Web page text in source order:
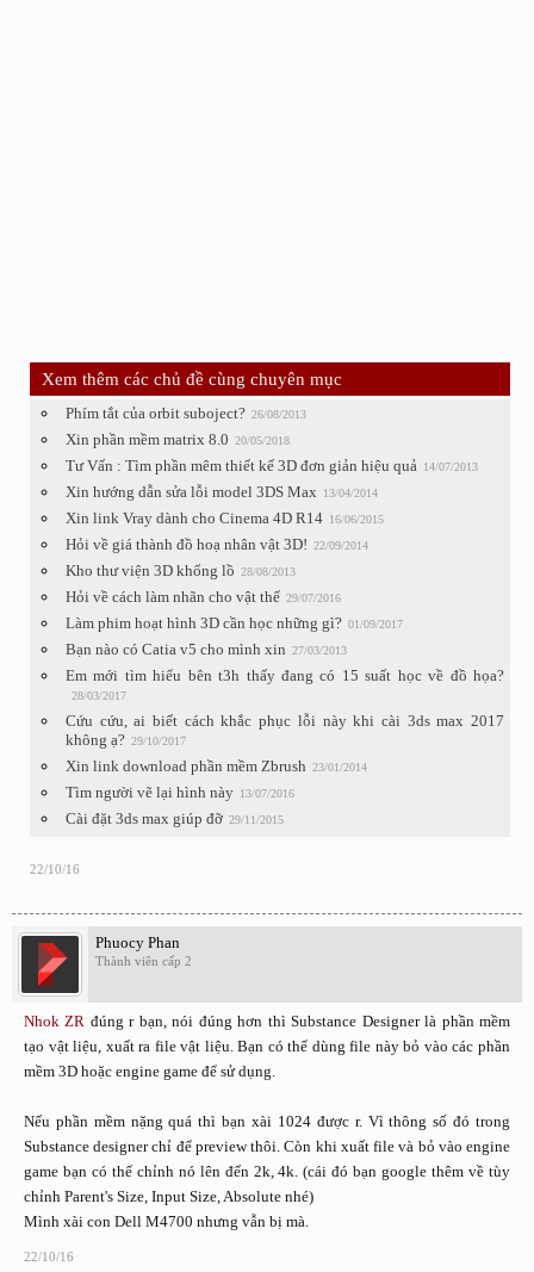
Xem thêm các chủ đề cùng chuyên mục
Phím tắt của orbit suboject? 26/08/2013
Xin phần mềm matrix 8.0 20/05/2018
Tư Vấn : Tìm phần mêm thiết kế 3D đơn giản hiệu quả 14/07/2013
Xin hướng dẫn sửa lỗi model 3DS Max 13/04/2014
Xin link Vray dành cho Cinema 4D R14 16/06/2015
Hỏi về giá thành đồ hoạ nhân vật 3D! 22/09/2014
Kho thư viện 3D khổng lồ 28/08/2013
Hỏi về cách làm nhãn cho vật thể 29/07/2016
Làm phim hoạt hình 3D cần học những gì? 01/09/2017
Bạn nào có Catia v5 cho mình xin 27/03/2013
Em mới tìm hiểu bên t3h thấy đang có 15 suất học về đồ họa?
28/03/2017
Cứu cứu, ai biết cách khắc phục lỗi này khi cài 3ds max 2017
không ạ? 29/10/2017
Xin link download phần mềm Zbrush 23/01/2014
Tìm người vẽ lại hình này 13/07/2016
Cài đặt 3ds max giúp đỡ 29/11/2015
22/10/16
Phuocy Phan
Thành viên cấp 2
Nhok ZR đúng r bạn, nói đúng hơn thì Substance Designer là phần mềm
tạo vật liệu, xuất ra file vật liệu. Bạn có thể dùng file này bỏ vào các phần
mềm 3D hoặc engine game để sử dụng.
Nếu phần mềm nặng quá thì bạn xài 1024 được r. Vì thông số đó trong
Substance designer chỉ để preview thôi. Còn khi xuất file và bỏ vào engine
game bạn có thể chỉnh nó lên đến 2k, 4k. (cái đó bạn google thêm về tùy
chỉnh Parent's Size, Input Size, Absolute nhé)
Mình xài con Dell M4700 nhưng vẫn bị mà.
22/10/16